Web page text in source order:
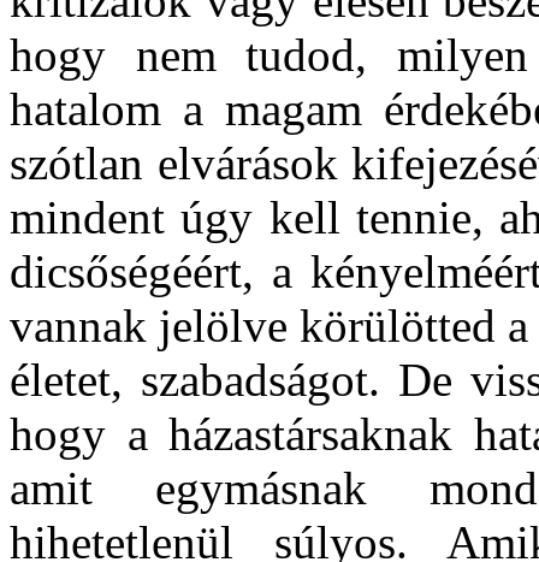
hogy nem tudod,
hatalom a magam
szótlan elvárások
mindent úgy kell tennie,
dicsőségéért, a
vannak jelölve körülötted a
életet, szabadságot. De
hogy a házastársaknak
amit egymásnak
hihetetlenül súlyos.